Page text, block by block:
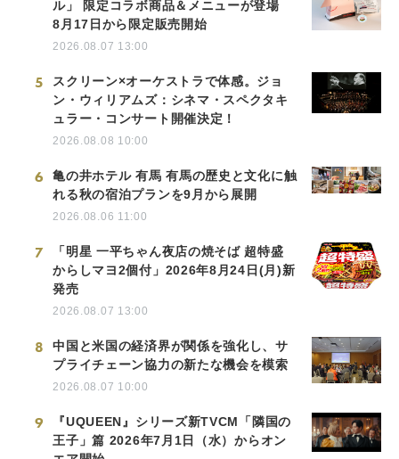
ル」 限定コラボ商品＆メニューが登場
8月17日から限定販売開始
2026.08.07 13:00
5
スクリーン×オーケストラで体感。ジョ
ン・ウィリアムズ：シネマ・スペクタキ
ュラー・コンサート開催決定！
2026.08.08 10:00
6
亀の井ホテル 有馬 有馬の歴史と文化に触
れる秋の宿泊プランを9月から展開
2026.08.06 11:00
7
「明星 一平ちゃん夜店の焼そば 超特盛
からしマヨ2個付」2026年8月24日(月)新
発売
2026.08.07 13:00
8
中国と米国の経済界が関係を強化し、サ
プライチェーン協力の新たな機会を模索
2026.08.07 10:00
9
『UQUEEN』シリーズ新TVCM「隣国の
王子」篇 2026年7月1日（水）からオン